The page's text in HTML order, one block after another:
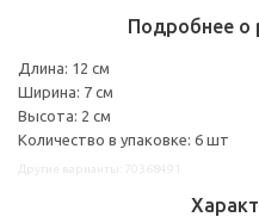
Подробнее о
Длина: 12 см
Ширина: 7 см
Высота: 2 см
Количество в упаковке: 6 шт